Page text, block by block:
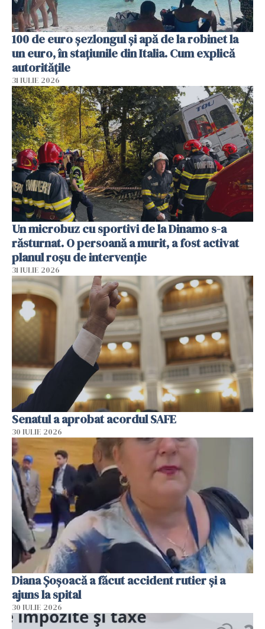
100 de euro șezlongul și apă de la robinet la
un euro, în stațiunile din Italia. Cum explică
autoritățile
31 IULIE 2026
Un microbuz cu sportivi de la Dinamo s-a
răsturnat. O persoană a murit, a fost activat
planul roșu de intervenție
31 IULIE 2026
Senatul a aprobat acordul SAFE
30 IULIE 2026
Diana Șoșoacă a făcut accident rutier și a
ajuns la spital
30 IULIE 2026